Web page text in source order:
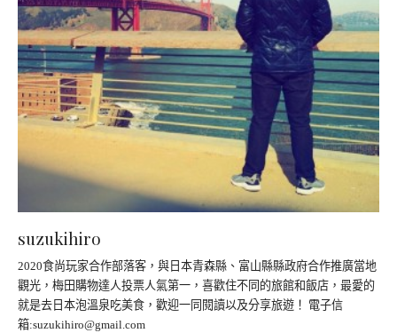
suzukihiro
2020食尚玩家合作部落客，與日本青森縣、富山縣縣政府合作推廣當地
觀光，梅田購物達人投票人氣第一，喜歡住不同的旅館和飯店，最愛的
就是去日本泡溫泉吃美食，歡迎一同閱讀以及分享旅遊！ 電子信
箱:suzukihiro@gmail.com